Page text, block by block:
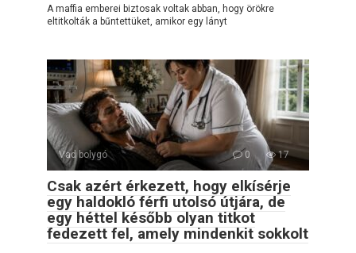
A maffia emberei biztosak voltak abban, hogy örökre
eltitkolták a bűntettüket, amikor egy lányt
Vad bolygó 0 17
Csak azért érkezett, hogy elkísérje
egy haldokló férfi utolsó útjára, de
egy héttel később olyan titkot
fedezett fel, amely mindenkit sokkolt